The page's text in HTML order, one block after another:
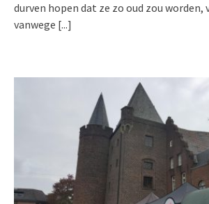
durven hopen dat ze zo oud zou
vanwege [...]